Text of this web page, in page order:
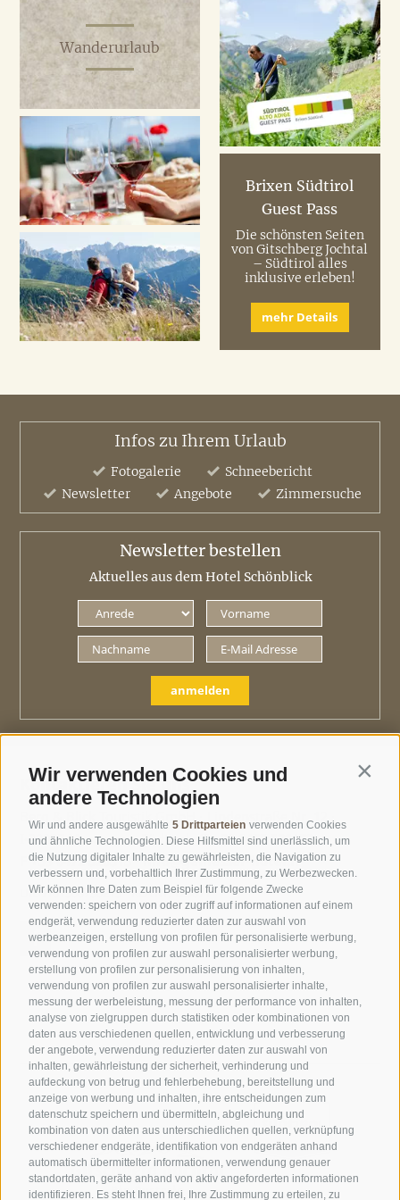
Wir verwenden Cookies und
andere Technologien
Wir und andere ausgewählte 5 Drittparteien verwenden Cookies
und ähnliche Technologien. Diese Hilfsmittel sind unerlässlich, um
die Nutzung digitaler Inhalte zu gewährleisten, die Navigation zu
verbessern und, vorbehaltlich Ihrer Zustimmung, zu Werbezwecken.
Wir können Ihre Daten zum Beispiel für folgende Zwecke
verwenden: speichern von oder zugriff auf informationen auf einem
endgerät, verwendung reduzierter daten zur auswahl von
werbeanzeigen, erstellung von profilen für personalisierte werbung,
verwendung von profilen zur auswahl personalisierter werbung,
erstellung von profilen zur personalisierung von inhalten,
verwendung von profilen zur auswahl personalisierter inhalte,
messung der werbeleistung, messung der performance von inhalten,
analyse von zielgruppen durch statistiken oder kombinationen von
daten aus verschiedenen quellen, entwicklung und verbesserung
der angebote, verwendung reduzierter daten zur auswahl von
inhalten, gewährleistung der sicherheit, verhinderung und
aufdeckung von betrug und fehlerbehebung, bereitstellung und
anzeige von werbung und inhalten, ihre entscheidungen zum
datenschutz speichern und übermitteln, abgleichung und
kombination von daten aus unterschiedlichen quellen, verknüpfung
verschiedener endgeräte, identifikation von endgeräten anhand
automatisch übermittelter informationen, verwendung genauer
standortdaten, geräte anhand von aktiv angeforderten informationen
identifizieren. Es steht Ihnen frei, Ihre Zustimmung zu erteilen, zu
Wanderurlaub
Brixen Südtirol
Guest Pass
Die schönsten Seiten
von Gitschberg Jochtal
– Südtirol alles
inklusive erleben!
mehr Details
Infos zu Ihrem Urlaub
Fotogalerie
Schneebericht
Newsletter
Angebote Zimmersuche
Newsletter bestellen
Aktuelles aus dem Hotel Schönblick
anmelden
Kontaktieren Sie uns
Berg & Blick Touristik GmbH ·
Lindenstraße Nr. 12 ·
I-39037 Meransen · Südtirol · T+39 0472 520172·
F +39 0472 520313 · info@geniesser-hotel.it
UID IT01508730213 · REA Nr. 125671